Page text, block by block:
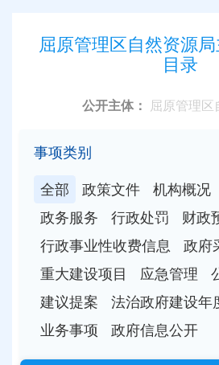
屈原管理区自然资源
目录
公开主体： 屈原管理区
事项类别
全部 政策文件 机构概况
政务服务
行政处罚
财政
行政事业性收费信息
政府
重大建设项目
应急管理
建议提案
法治政府建设年
业务事项
政府信息公开